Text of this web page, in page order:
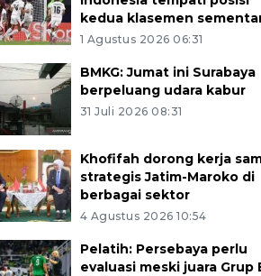
kedua klasemen
1 Agustus 2026 06:31
BMKG: Jumat ini Surabaya
berpeluang udara kabur
31 Juli 2026 08:31
Khofifah dorong kerja
strategis Jatim-Maroko di
berbagai sektor
4 Agustus 2026 10:54
Pelatih: Persebaya perlu
evaluasi meski juara Grup